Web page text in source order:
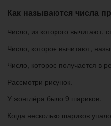
Как называются числа
Число, из которого
Число, которое вычитают,
Число, которое получается в
Рассмотри рисунок.
У жонглёра было 9 шариков.
Когда несколько шариков